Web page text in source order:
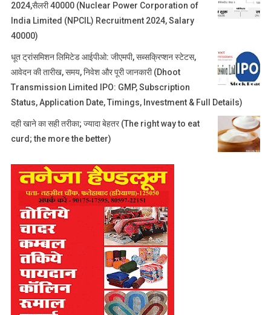
2024,सैलरी 40000 (Nuclear Power Corporation of
India Limited (NPCIL) Recruitment 2024, Salary
40000)
धूत ट्रांसमिशन लिमिटेड आईपीओ: जीएमपी, सब्सक्रिप्शन स्टेटस,
आवेदन की तारीख, समय, निवेश और पूरी जानकारी (Dhoot
Transmission Limited IPO: GMP, Subscription
Status, Application Date, Timings, Investment & Full Details)
दही खाने का सही तरीका; ज्यादा बेहतर (The right way to eat
curd; the more the better)